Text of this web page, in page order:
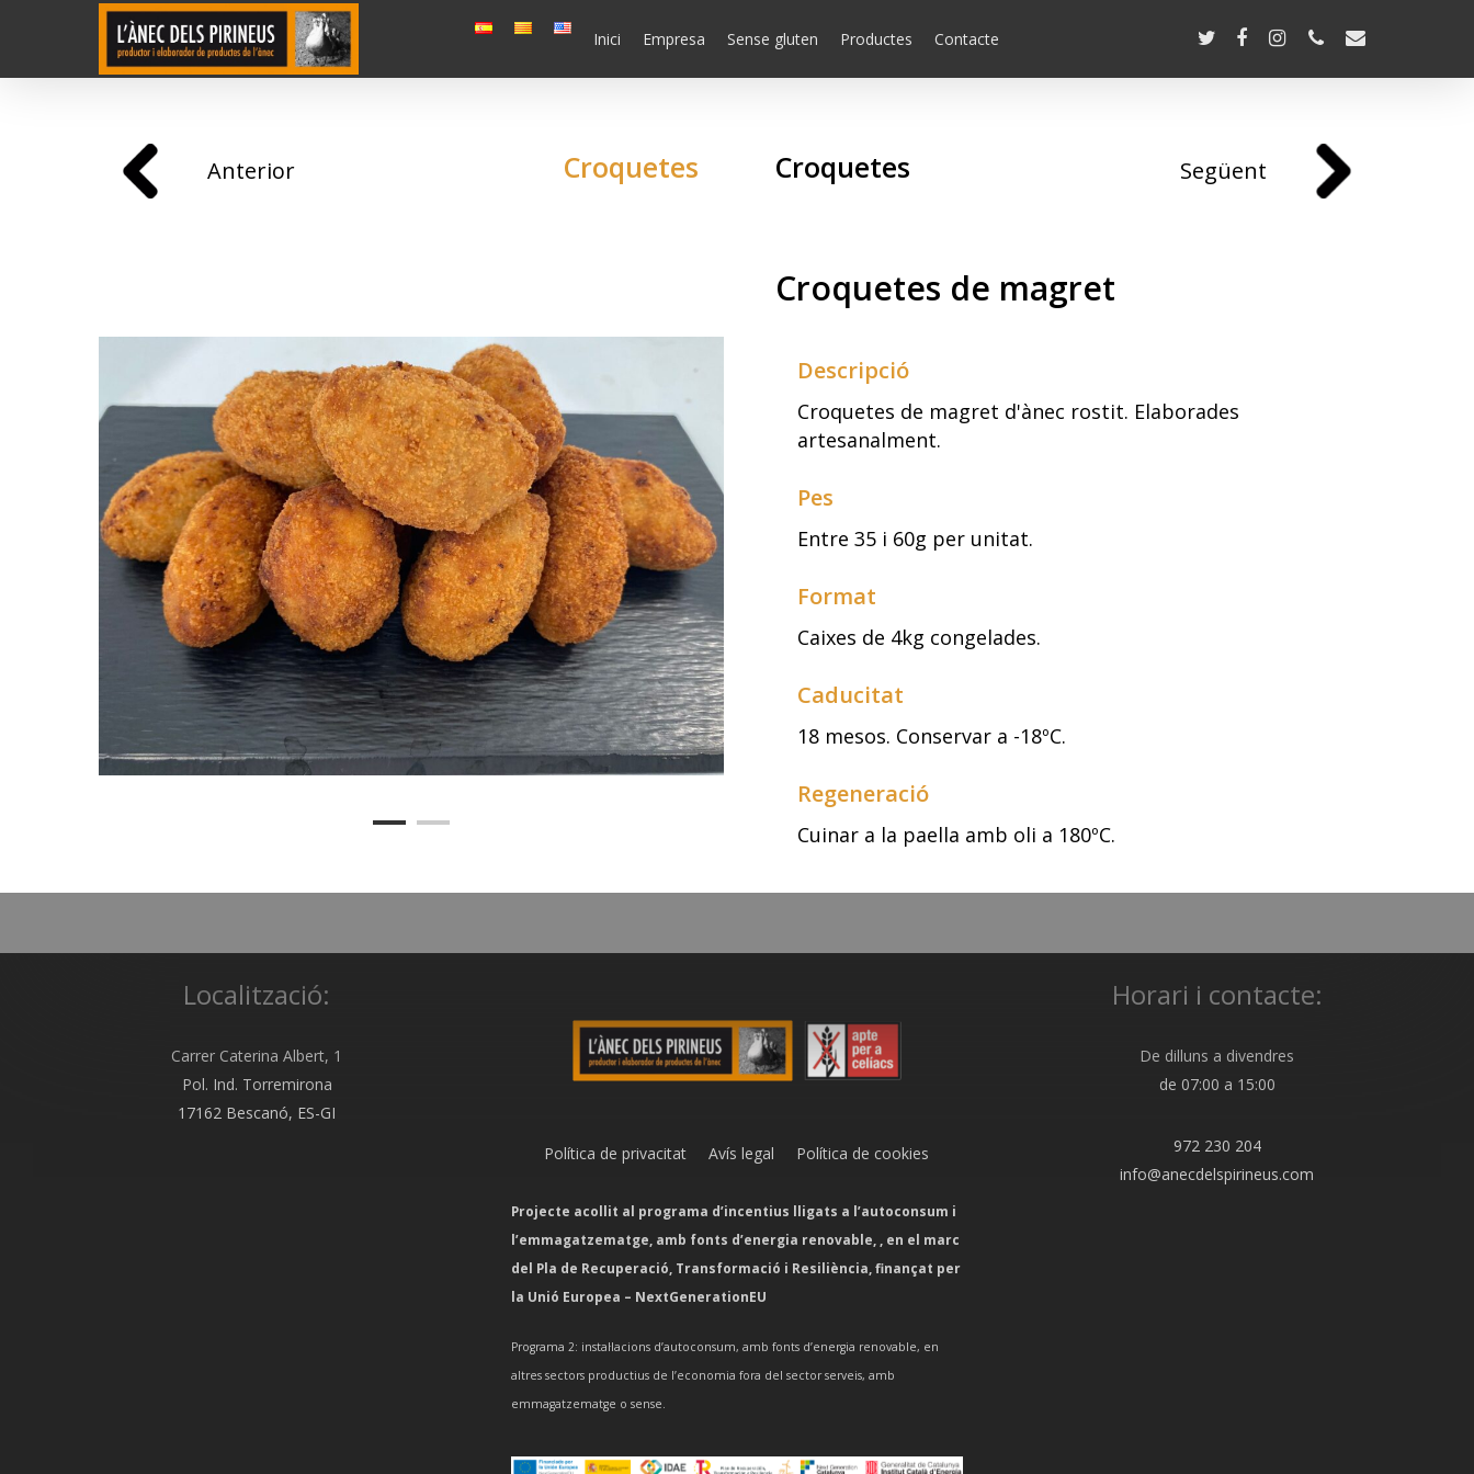
Inici Empresa Sense gluten Productes Contacte
Anterior Croquetes Croquetes Següent
Croquetes de magret
Descripció
Croquetes de magret d'ànec rostit. Elaborades
artesanalment.
Pes
Entre 35 i 60g per unitat.
Format
Caixes de 4kg congelades.
Caducitat
18 mesos. Conservar a -18ºC.
Regeneració
Cuinar a la paella amb oli a 180ºC.
Localització:
Carrer Caterina Albert, 1
Pol. Ind. Torremirona
17162 Bescanó, ES-GI
Política de privacitat Avís legal Política de cookies
Projecte acollit al programa d’incentius lligats a l’autoconsum i
l’emmagatzematge, amb fonts d’energia renovable, , en el marc
del Pla de Recuperació, Transformació i Resiliència, finançat per
la Unió Europea – NextGenerationEU
Programa 2: instal·lacions d’autoconsum, amb fonts d’energia renovable, en
altres sectors productius de l’economia fora del sector serveis, amb
emmagatzematge o sense.
Horari i contacte:
De dilluns a divendres
de 07:00 a 15:00
972 230 204
info@anecdelspirineus.com